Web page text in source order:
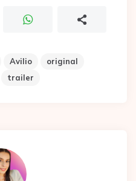
Avilio
original
trailer